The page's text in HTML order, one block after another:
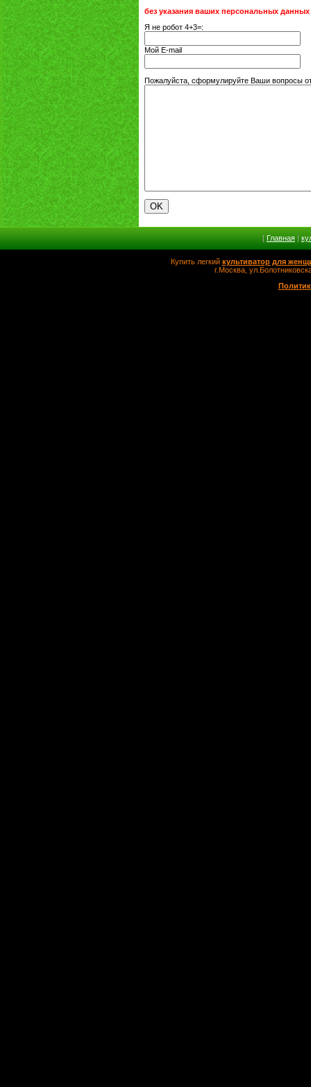
без указания ваших персональных данных
Я не робот 4+3=:
Мой E-mail
Пожалуйста, сформулируйте Ваши вопросы
[ Главная |
Купить легкий культиватор для
г.Москва,